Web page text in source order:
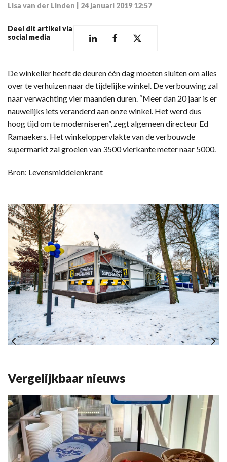
Lisa van der Linden 24 januari 2019 12:57
Deel dit artikel via
social media
De winkelier heeft de deuren één dag moeten sluiten om alles
over te verhuizen naar de tijdelijke winkel. De verbouwing zal
naar verwachting vier maanden duren. “Meer dan 20 jaar is er
nauwelijks iets veranderd aan onze winkel. Het werd dus
hoog tijd om te moderniseren”, zegt algemeen directeur Ed
Ramaekers. Het winkeloppervlakte van de verbouwde
supermarkt zal groeien van 3500 vierkante meter naar 5000.
Bron: Levensmiddelenkrant
Vergelijkbaar nieuws